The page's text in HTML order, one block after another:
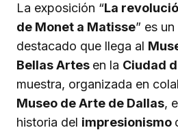
La exposición “La
de Monet a Matisse” es
destacado que llega al
Bellas Artes en la Ciudad
muestra, organizada en
Museo de Arte de Dallas,
historia del impresionismo